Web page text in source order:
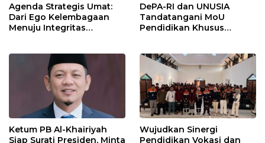
Agenda Strategis Umat:
Dari Ego Kelembagaan
Menuju Integritas
DePA-RI dan UNUSIA
Tandatangani MoU
Pendidikan Khusus
Ketum PB Al-Khairiyah
Siap Surati Presiden, Minta
Wujudkan Sinergi
Pendidikan Vokasi dan